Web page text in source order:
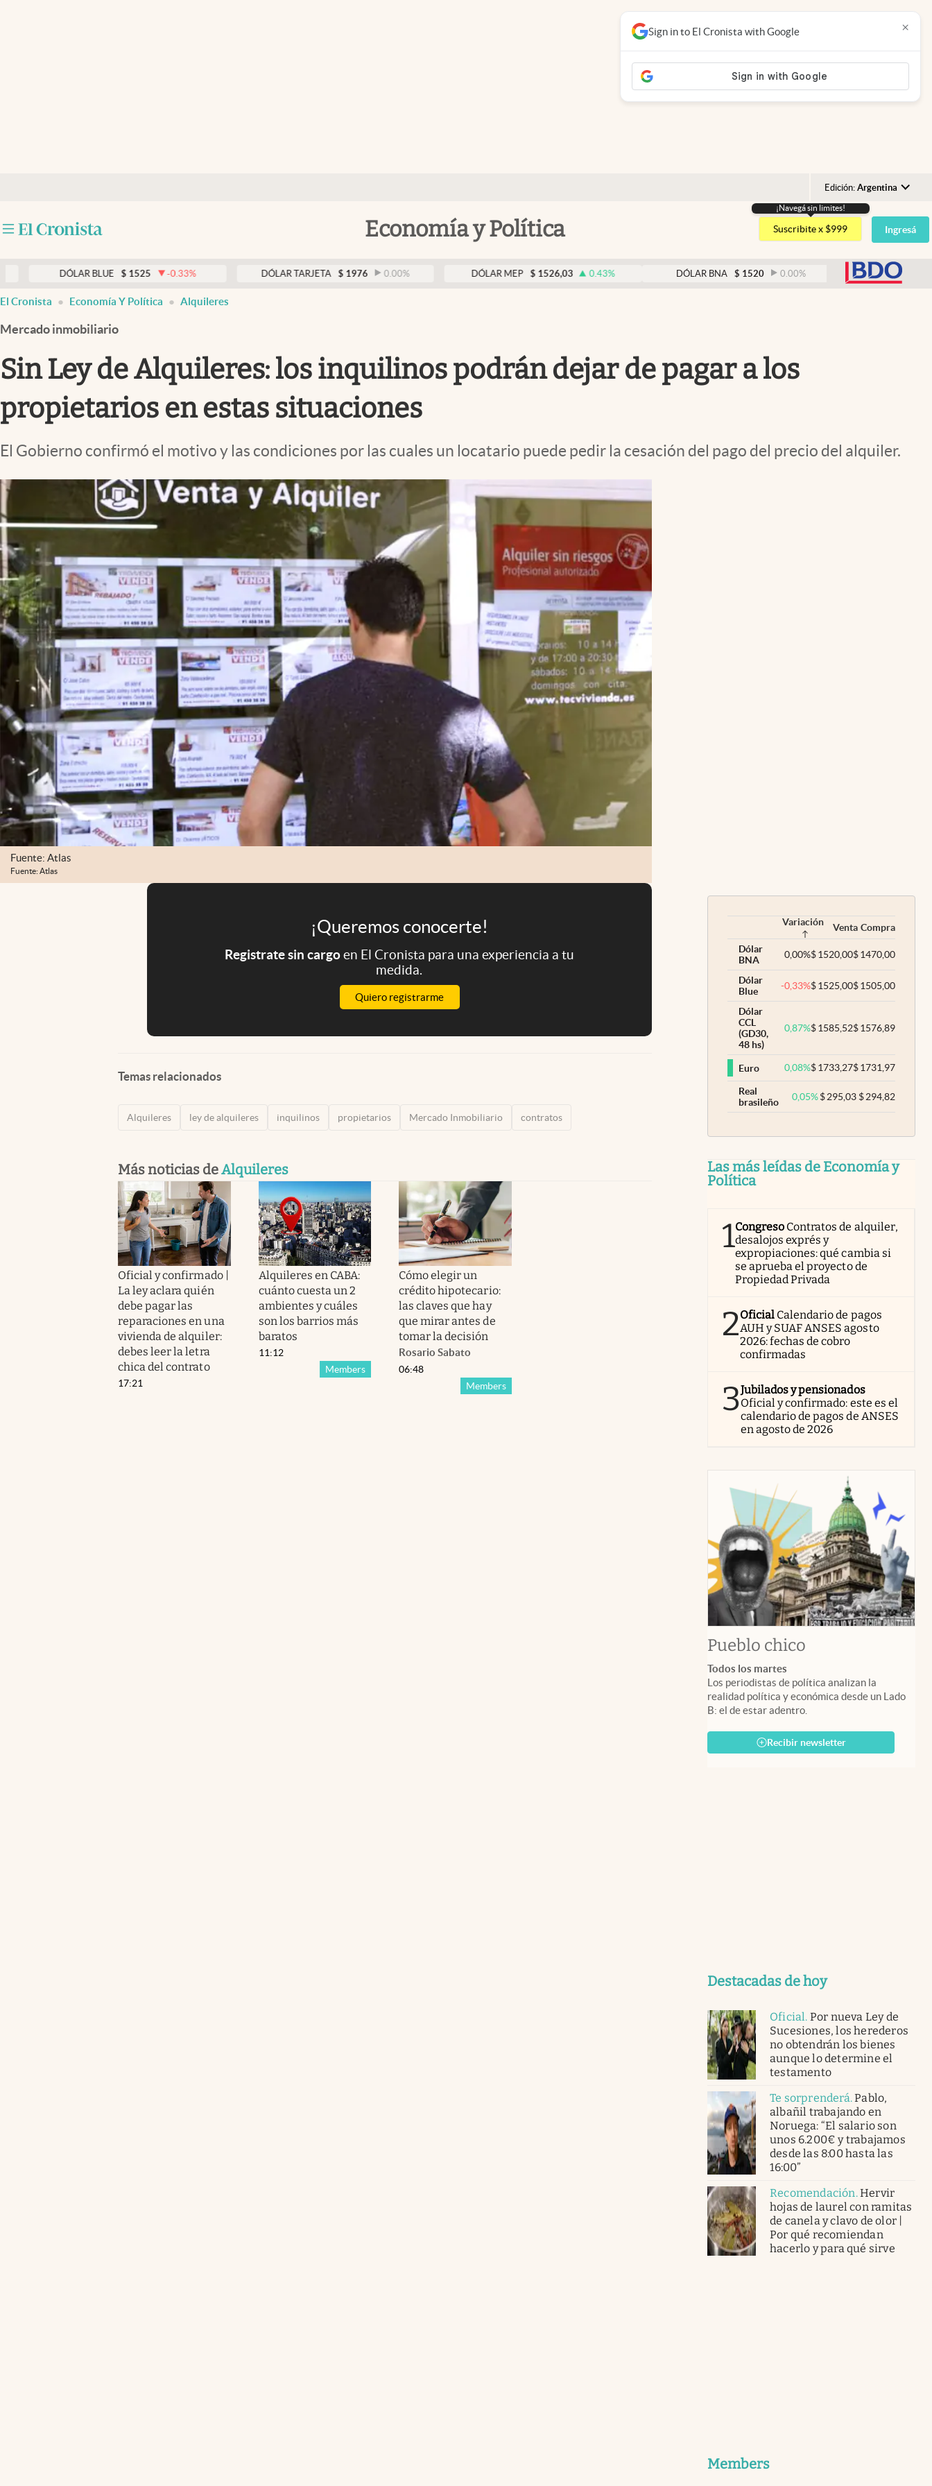
Edición: Argentina
Argentina
España
USA
Economía y Política
Clima
Eventos Corporativos
El Cronista Studio
abre en nueva pestaña
¡Navegá sin limites!
Suscribite x $999 Ingresá
DÓLAR BLUE $ 1525 -0.33% DÓLAR TARJETA $ 1976 0.00% DÓLAR MEP $ 1526,03 0.43% DÓLAR BNA $ 1520 0.00% DÓLAR BLUE $
Sign in to El Cronista with Google ×
El Cronista Economía Y Política Alquileres
Mercado inmobiliario
Sin Ley de Alquileres: los inquilinos podrán dejar de pagar a los
propietarios en estas situaciones
El Gobierno confirmó el motivo y las condiciones por las cuales un locatario puede pedir la cesación del pago del precio del alquiler.
Fuente: Atlas
Fuente: Atlas
¡Queremos conocerte!
Registrate sin cargoen El Cronista para una experiencia a tu
medida.
Quiero registrarme
Temas relacionados
Alquileres ley de alquileres inquilinos propietarios Mercado Inmobiliario contratos
Más noticias deAlquileres
Oficial y confirmado |
La ley aclara quién
debe pagar las
reparaciones en una
vivienda de alquiler:
debes leer la letra
chica del contrato
17:21
Alquileres en CABA:
cuánto cuesta un 2
ambientes y cuáles
son los barrios más
baratos
Members
11:12
Cómo elegir un
crédito hipotecario:
las claves que hay
que mirar antes de
tomar la decisión
Rosario Sabato
Members
06:48
Variación Venta Compra
Dólar
BNA
0,00%$1520,00$1470,00
Dólar
Blue
-0,33%$1525,00$1505,00
Dólar
CCL
(GD30,
48 hs)
0,87%$1585,52$1576,89
Euro 0,08%$1733,27$1731,97
Real
brasileño
0,05% $295,03 $294,82
Las más leídas de Economía y
Política
1Congreso Contratos de alquiler,
desalojos exprés y
expropiaciones: qué cambia si
se aprueba el proyecto de
Propiedad Privada
2Oficial Calendario de pagos
AUH y SUAF ANSES agosto
2026: fechas de cobro
confirmadas
3Jubilados y pensionados
Oficial y confirmado: este es el
calendario de pagos de ANSES
en agosto de 2026
Pueblo chico
Todos los martes
Los periodistas de política analizan la
realidad política y económica desde un Lado
B: el de estar adentro.
Recibir newsletter
Destacadas de hoy
Oficial. Por nueva Ley de
Sucesiones, los herederos
no obtendrán los bienes
aunque lo determine el
testamento
Te sorprenderá.Pablo,
albañil trabajando en
Noruega: “El salario son
unos 6.200€ y trabajamos
desde las 8:00 hasta las
16:00”
Recomendación.Hervir
hojas de laurel con ramitas
de canela y clavo de olor |
Por qué recomiendan
hacerlo y para qué sirve
Members